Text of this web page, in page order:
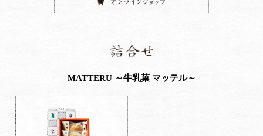
MATTERU ～牛乳菓 マッテル～